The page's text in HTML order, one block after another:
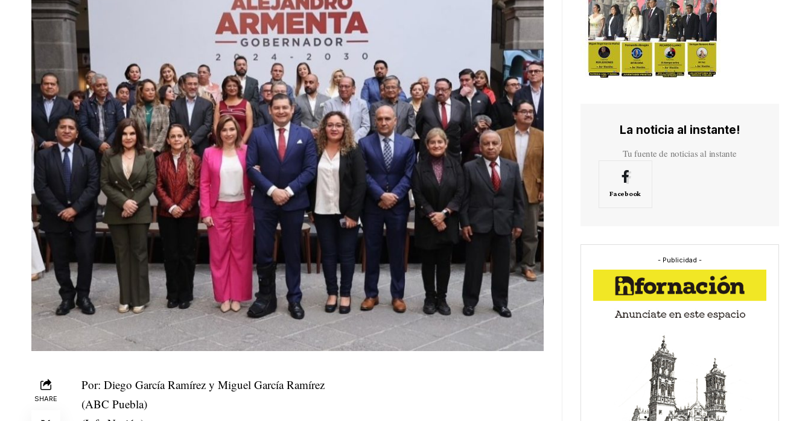
SHARE
Por: Diego García Ramírez y Miguel García Ramírez
(ABC Puebla)
La noticia al instante!
Tu fuente de noticias al instante
Facebook
- Publicidad -